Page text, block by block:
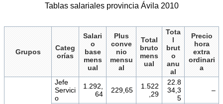
Tablas salariales provincia Ávila 2010
Grupos
Categ
orías
Salari
o
base
mens
ual
Plus
conve
nio
mensu
al
Total
bruto
mens
ual
Tota
l
brut
o
anu
al
Precio
hora
extra
ordinari
a
Jefe
Servici
o
1.292,
64
229,65
1.522
,29
22.8
34,3
5
–